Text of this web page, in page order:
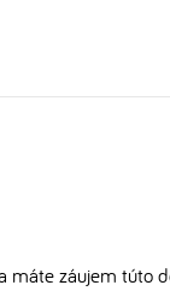
záujem túto